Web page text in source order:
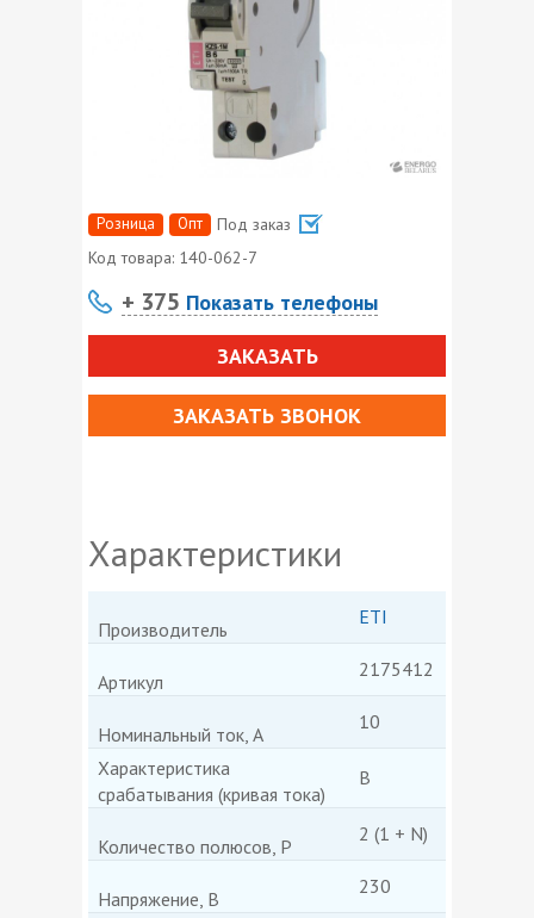
Розница Опт
Под заказ
Код товара: 140-062-7
+ 375 Показать телефоны
ЗАКАЗАТЬ
ЗАКАЗАТЬ ЗВОНОК
Характеристики
Производитель
ETI
Артикул
2175412
Номинальный ток, А
10
Характеристика
срабатывания (кривая тока)
В
Количество полюсов, P
2 (1 + N)
Напряжение, В
230